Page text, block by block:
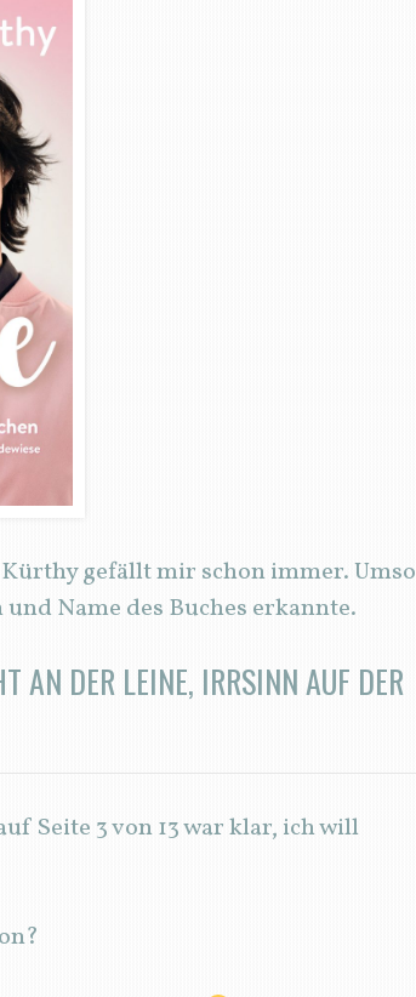
gefällt mir schon immer. Umso
Name des Buches erkannte.
AN DER LEINE, IRRSINN AUF DER
Seite 3 von 13 war klar, ich will